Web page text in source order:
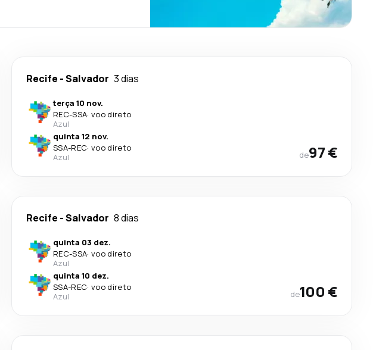
Recife -Salvador 3 dias
terça 10 nov.
REC-SSA· voo direto
Azul
quinta 12 nov.
SSA-REC· voo direto
Azul
de97 €
Recife -Salvador 8 dias
quinta 03 dez.
REC-SSA· voo direto
Azul
quinta 10 dez.
SSA-REC· voo direto
Azul
de100 €